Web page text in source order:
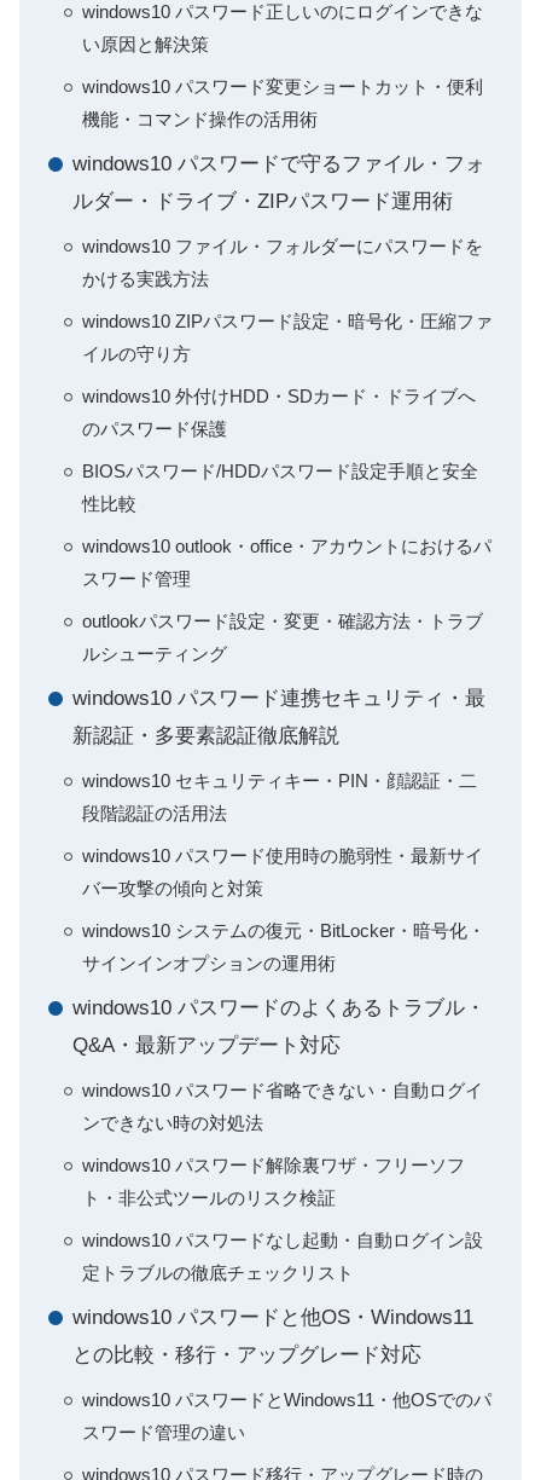
windows10 パスワード正しいのにログインできな
い原因と解決策
windows10 パスワード変更ショートカット・便利
機能・コマンド操作の活用術
windows10 パスワードで守るファイル・フォ
ルダー・ドライブ・ZIPパスワード運用術
windows10 ファイル・フォルダーにパスワードを
かける実践方法
windows10 ZIPパスワード設定・暗号化・圧縮ファ
イルの守り方
windows10 外付けHDD・SDカード・ドライブへ
のパスワード保護
BIOSパスワード/HDDパスワード設定手順と安全
性比較
windows10 outlook・office・アカウントにおけるパ
スワード管理
outlookパスワード設定・変更・確認方法・トラブ
ルシューティング
windows10 パスワード連携セキュリティ・最
新認証・多要素認証徹底解説
windows10 セキュリティキー・PIN・顔認証・二
段階認証の活用法
windows10 パスワード使用時の脆弱性・最新サイ
バー攻撃の傾向と対策
windows10 システムの復元・BitLocker・暗号化・
サインインオプションの運用術
windows10 パスワードのよくあるトラブル・
Q&A・最新アップデート対応
windows10 パスワード省略できない・自動ログイ
ンできない時の対処法
windows10 パスワード解除裏ワザ・フリーソフ
ト・非公式ツールのリスク検証
windows10 パスワードなし起動・自動ログイン設
定トラブルの徹底チェックリスト
windows10 パスワードと他OS・Windows11
との比較・移行・アップグレード対応
windows10 パスワードとWindows11・他OSでのパ
スワード管理の違い
windows10 パスワード移行・アップグレード時の